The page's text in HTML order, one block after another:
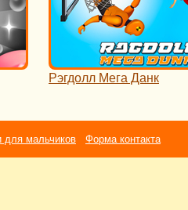
Рэгдолл Мега Данк
для мальчиков Форма контакта